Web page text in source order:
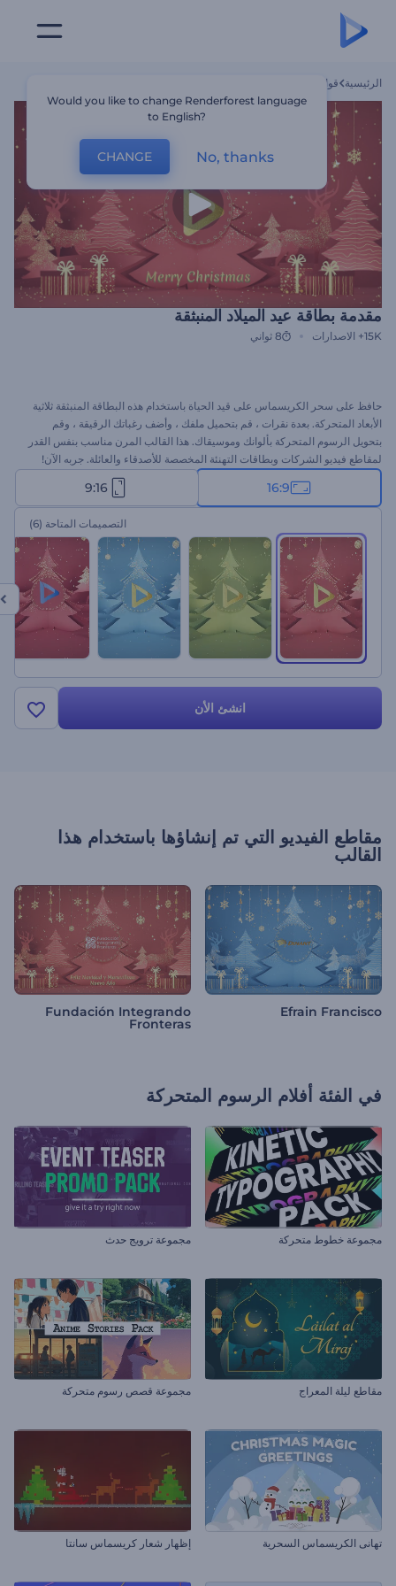
الرئيسية قوالب
مقدمة بطاقة عيد الميلاد المنبثقة
15K+ الاصدارات 8 ثواني
حافظ على سحر الكريسماس على قيد الحياة باستخدام هذه البطاقة المنبثقة ثلاثية
الأبعاد المتحركة. بعدة نقرات ، قم بتحميل ملفك ، وأضف رغباتك الرقيقة ، وقم
بتحويل الرسوم المتحركة بألوانك وموسيقاك. هذا القالب المرن مناسب بنفس القدر
لمقاطع فيديو الشركات وبطاقات التهنئة المخصصة للأصدقاء والعائلة. جربه الآن!
16:9
9:16
التصميمات المتاحة (6)
انشئ الأن
مقاطع الفيديو التي تم إنشاؤها باستخدام هذا
القالب
Efrain Francisco
Fundación Integrando
Fronteras
في الفئة أفلام الرسوم المتحركة
مجموعة خطوط متحركة مجموعة ترويج حدث
مقاطع ليلة المعراج مجموعة قصص رسوم متحركة
تهانى الكريسماس السحرية إظهار شعار كريسماس سانتا
Would you like to change Renderforest language
to English?
CHANGE No, thanks